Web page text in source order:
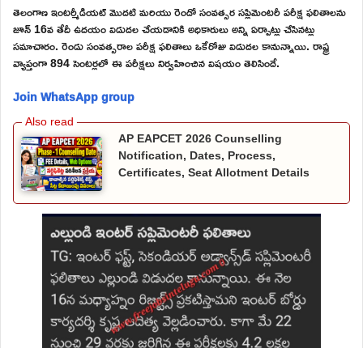
తెలంగాణ ఇంటర్మీడియట్ మొదటి మరియు రెండో సంవత్సర సప్లిమెంటరీ పరీక్ష ఫలితాలను
జూన్ 16వ తేదీ ఉదయం విడుదల చేయడానికి అధికారులు అన్ని ఏర్పాట్లు చేసినట్లు
సమాచారం. రెండు సంవత్సరాల పరీక్ష ఫలితాలు ఒకేరోజు విడుదల కానున్నాయి. రాష్ట్ర
వ్యాప్తంగా 894 సెంటర్లలో ఈ పరీక్షలు నిర్వహించిన విషయం తెలిసిందే.
Join WhatsApp group
AP EAPCET 2026 Counselling
Notification, Dates, Process,
Certificates, Seat Allotment Details